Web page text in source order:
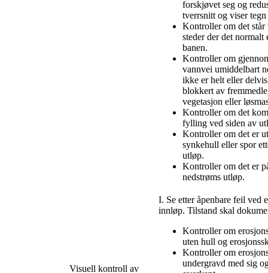
forskjøvet seg og
tverrsnitt og viser
Kontroller om det står
steder der det
banen.
Kontroller om
vannvei umiddelbart
ikke er helt eller
blokkert av
vegetasjon eller
Kontroller om det
fylling ved siden av
Kontroller om det er
synkehull eller spor
utløp.
Kontroller om det er
nedstrøms utløp.
Visuell kontroll av
I. Se etter åpenbare feil ved
innløp. Tilstand skal
Kontroller om
uten hull og
Kontroller om
undergravd med sig